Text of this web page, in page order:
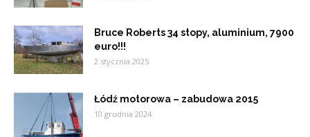
Bruce Roberts 34 stopy, aluminium, 7900
euro!!!
2 stycznia 2025
Łódź motorowa – zabudowa 2015
10 grudnia 2024